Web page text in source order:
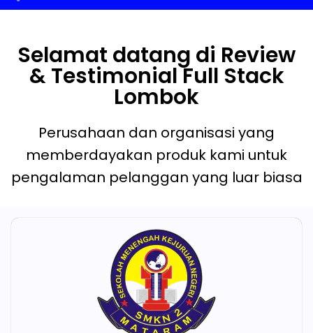
Selamat datang di Review
& Testimonial Full Stack
Lombok
Perusahaan dan organisasi yang
memberdayakan produk kami untuk
pengalaman pelanggan yang luar biasa